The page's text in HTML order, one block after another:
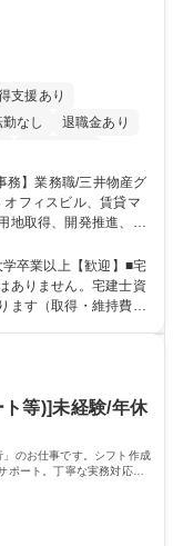
支援あり
勤なし
退職金あり
地取得、開発推進、賃
おいて事務業務を担当
支払、支払管理、請
予算作成及び予実管
2日
卒業以上【歓迎】■宅
ありません。宅建士資
ます（取得・維持費用
く業務に取り組める
を意識したスケジュ
、コーポレート部門）
等)]未経験/年休
のお仕事です。シフト作成
ート。丁寧な実務対応で